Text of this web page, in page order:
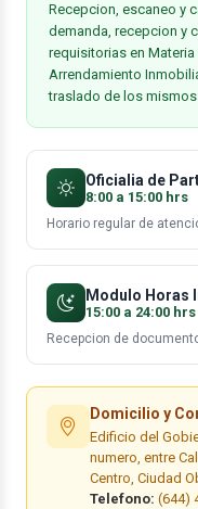
Recepcion, escaneo y
demanda, recepcion y
requisitorias en Materia
Arrendamiento
traslado de los
Oficialia de
8:00 a 15:00 hrs
Horario regular de
Modulo Horas
15:00 a 24:00 hrs
Recepcion de
Domicilio y
Edificio del
numero, entre
Centro, Ciudad
Telefono: (644)